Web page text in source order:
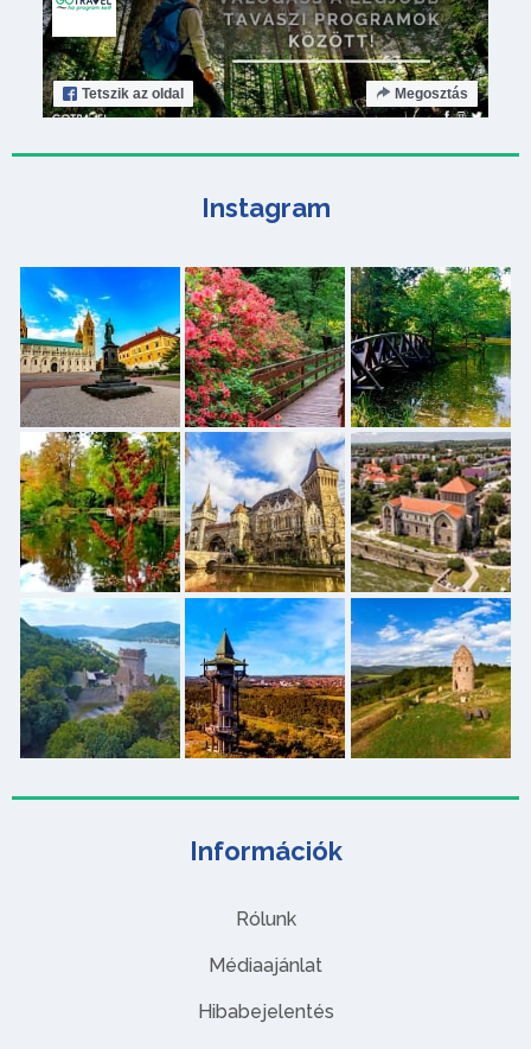
Információk
Rólunk
Médiaajánlat
Hibabejelentés
Tetszik az oldal Megosztás
Instagram